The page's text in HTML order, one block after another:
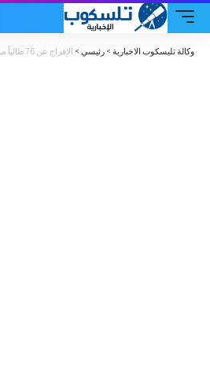
وكالة تليسكوب الاخبارية > رئيسي > الإفراج عن 76 طالباً موقوفاً احترازياً على خلفية مشاجرات الاردنية